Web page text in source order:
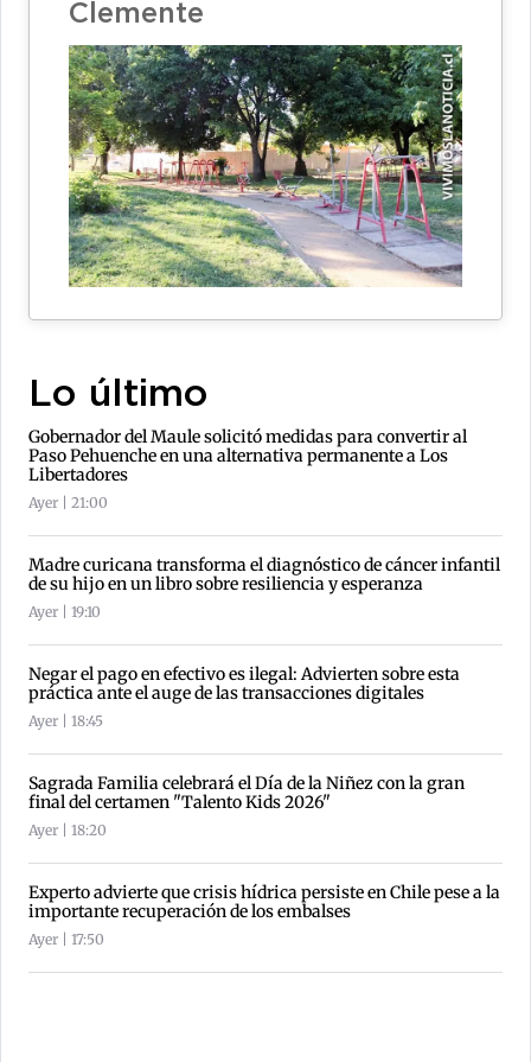
Clemente
Lo último
Gobernador del Maule solicitó medidas para convertir al
Paso Pehuenche en una alternativa permanente a Los
Libertadores
Ayer | 21:00
Madre curicana transforma el diagnóstico de cáncer infantil
de su hijo en un libro sobre resiliencia y esperanza
Ayer | 19:10
Negar el pago en efectivo es ilegal: Advierten sobre esta
práctica ante el auge de las transacciones digitales
Ayer | 18:45
Sagrada Familia celebrará el Día de la Niñez con la gran
final del certamen "Talento Kids 2026"
Ayer | 18:20
Experto advierte que crisis hídrica persiste en Chile pese a la
importante recuperación de los embalses
Ayer | 17:50